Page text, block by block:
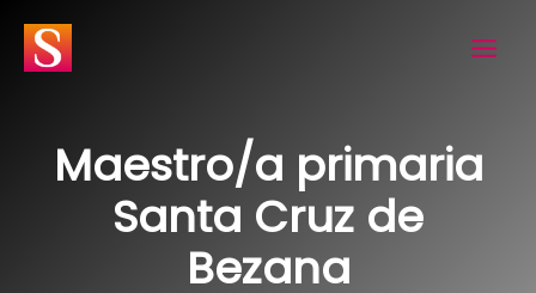
contenido
Maestro/a primaria
Santa Cruz de
Bezana